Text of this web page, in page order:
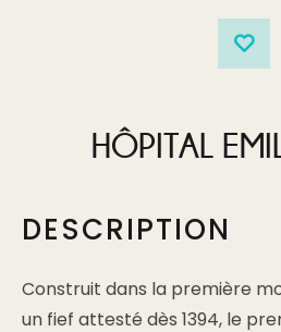
HÔPITAL
DESCRIPTION
Construit dans la première
un fief attesté dès 1394, le